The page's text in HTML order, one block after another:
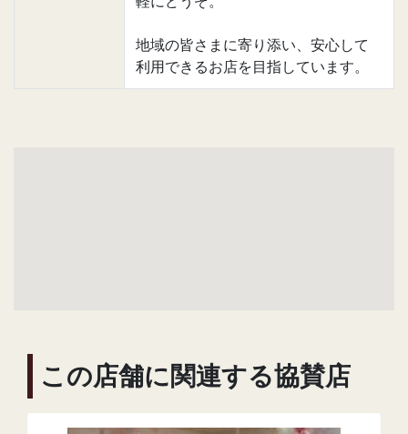
地域の皆さまに寄り添い、安心して
利用できるお店を目指しています。
この店舗に関連する協賛店